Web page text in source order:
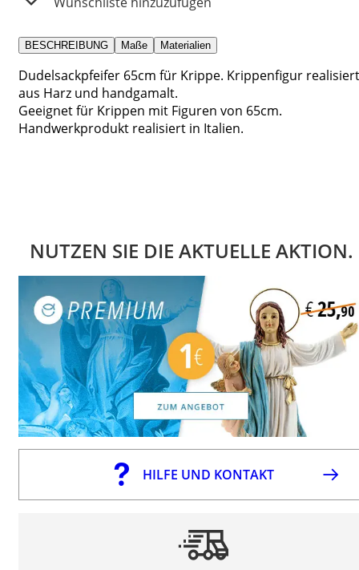
BESCHREIBUNG Maße Materialien
Dudelsackpfeifer 65cm für Krippe. Krippenfigur realisiert
aus Harz und handgamalt.
Geeignet für Krippen mit Figuren von 65cm.
Handwerkprodukt realisiert in Italien.
NUTZEN SIE DIE AKTUELLE AKTION.
HILFE UND KONTAKT